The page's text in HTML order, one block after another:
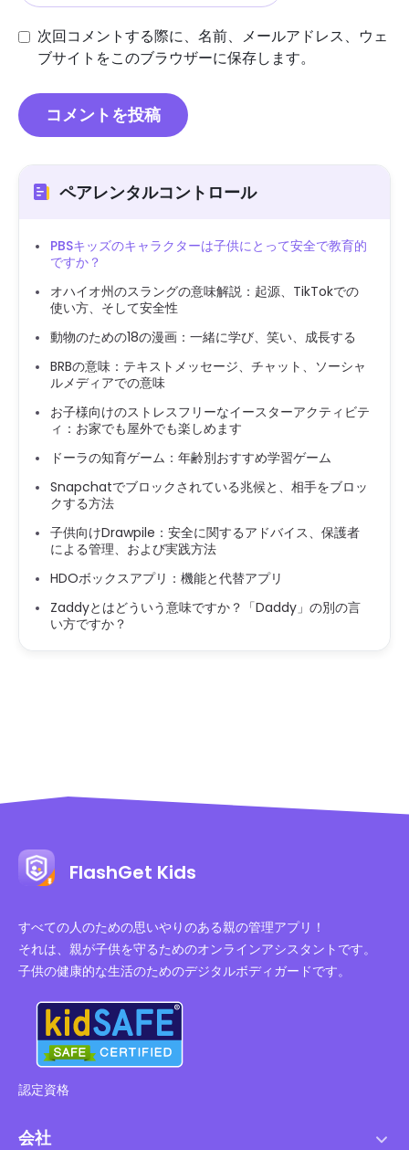
次回コメントする際に、名前、メールアドレス、ウェ
ブサイトをこのブラウザーに保存します。
ペアレンタルコントロール
PBSキッズのキャラクターは子供にとって安全で教育的
ですか？
オハイオ州のスラングの意味解説：起源、TikTokでの
使い方、そして安全性
動物のための18の漫画：一緒に学び、笑い、成長する
BRBの意味：テキストメッセージ、チャット、ソーシャ
ルメディアでの意味
お子様向けのストレスフリーなイースターアクティビテ
ィ：お家でも屋外でも楽しめます
ドーラの知育ゲーム：年齢別おすすめ学習ゲーム
Snapchatでブロックされている兆候と、相手をブロッ
クする方法
子供向けDrawpile：安全に関するアドバイス、保護者
による管理、および実践方法
HDOボックスアプリ：機能と代替アプリ
Zaddyとはどういう意味ですか？「Daddy」の別の言
い方ですか？
FlashGet Kids
すべての人のための思いやりのある親の管理アプリ！
それは、親が子供を守るためのオンラインアシスタントです。
子供の健康的な生活のためのデジタルボディガードです。
認定資格
会社